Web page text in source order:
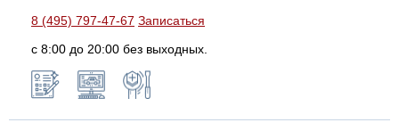
8 (495) 797-47-67 Записаться
с 8:00 до 20:00 без выходных.